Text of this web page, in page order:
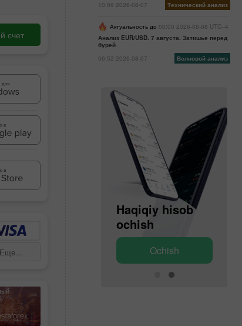
счет
Еще...
10:09 2026-08-07
Технический анализ
Актуальность до 00:00 2026-08-08 UTC--4
Анализ EUR/USD. 7 августа. Затишье перед
бурей
06:52 2026-08-07
Волновой анализ
Demo hisob
ochish
Ochish